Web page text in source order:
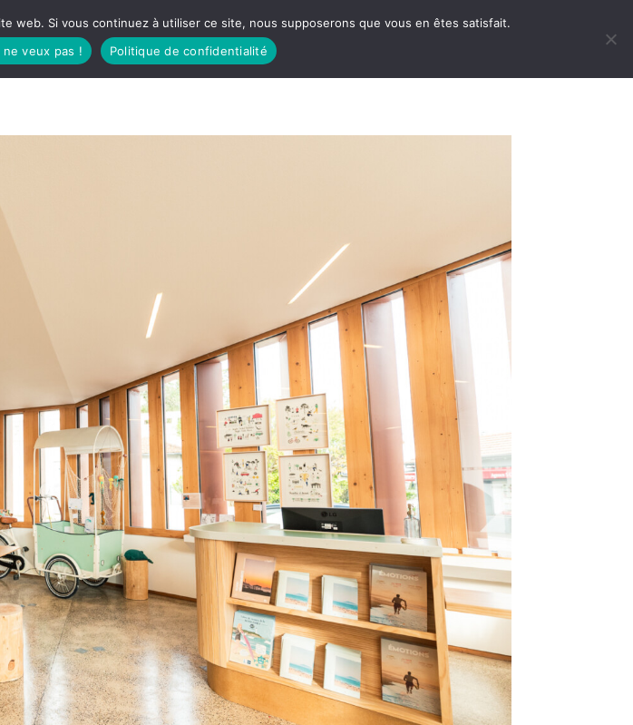
MANGER CÔTÉ SORTIES GREEN LIFE
web. Si vous continuez à utiliser ce site, nous supposerons que vous en êtes satisfait.
veux pas ! Politique de confidentialité